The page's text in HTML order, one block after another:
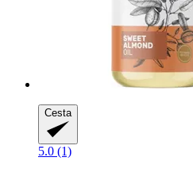
Cesta
5.0 (1)